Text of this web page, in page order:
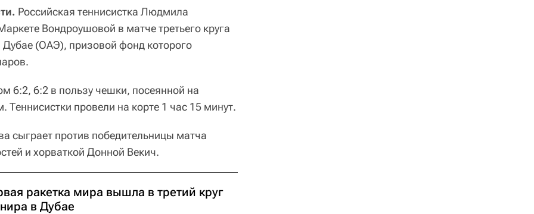
Российская теннисистка Людмила
Вондроушовой в матче третьего круга
Дубае (ОАЭ), призовой фонд которого
6:2, 6:2 в пользу чешки, посеянной на
провели на корте 1 час 15 минут.
сыграет против победительницы матча
и хорваткой Донной Векич.
ракетка мира вышла в третий круг
в Дубае